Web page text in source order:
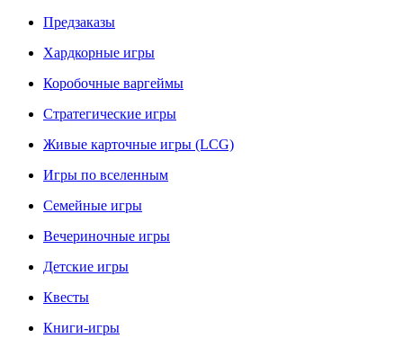
Предзаказы
Хардкорные игры
Коробочные варгеймы
Стратегические игры
Живые карточные игры (LCG)
Игры по вселенным
Семейные игры
Вечериночные игры
Детские игры
Квесты
Книги-игры